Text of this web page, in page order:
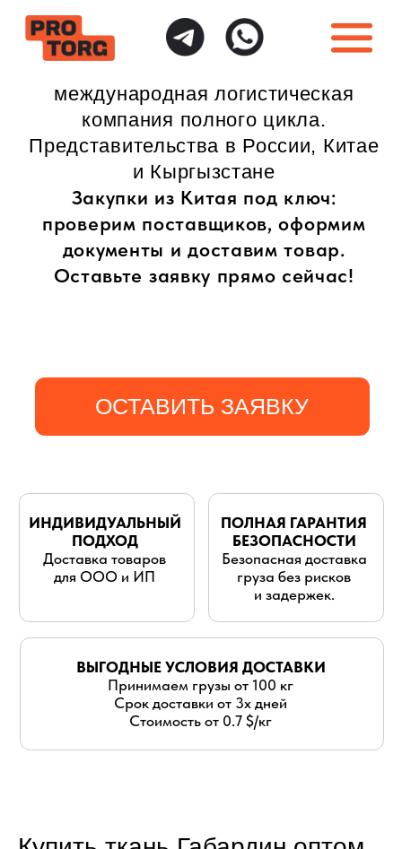
Представительства в России, Китае
и Кыргызстане
Закупки из Китая под ключ:
проверим поставщиков, оформим
документы и доставим товар.
Оставьте заявку прямо сейчас!
ОСТАВИТЬ ЗАЯВКУ
Срок доставки от 3х дней
Стоимость от 0.7 $/кг
Безопасная доставка
груза без рисков
Доставка товаров
для ООО и ИП